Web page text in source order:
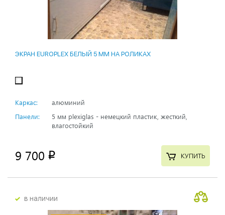
ЭКРАН EUROPLEX БЕЛЫЙ 5 ММ НА РОЛИКАХ
Каркас:
алюминий
Панели:
5 мм plexiglas - немецкий пластик, жесткий,
влагостойкий
9 700 p КУПИТЬ
в наличии